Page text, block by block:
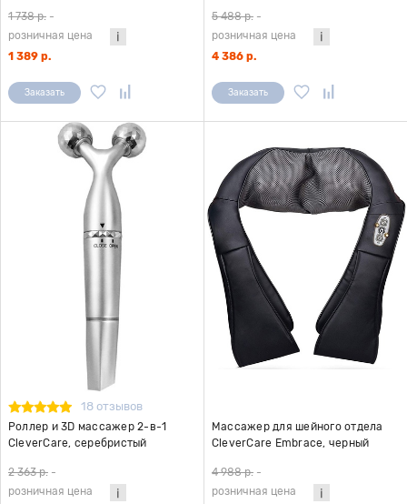
1 738 р. -
розничная цена
1 389 р.
Заказать
5 488 р. -
розничная цена
4 386 р.
Заказать
18 отзывов
Роллер и 3D массажер 2-в-1
CleverCare, серебристый
2 363 р. -
розничная цена
Массажер для шейного отдела
CleverCare Embrace, черный
4 988 р. -
розничная цена